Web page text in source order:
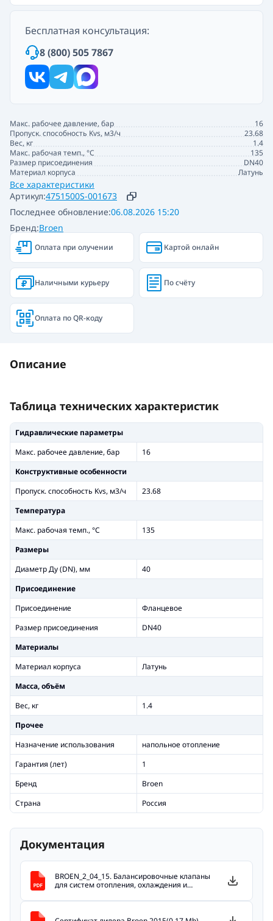
Артикул:4751500S-001673
Бренд:Broen
Последнее обновление:06.08.2026 15:20
Макс. рабочее давление, бар
16
Пропуск. способность Kvs, м3/ч
23.68
Вес, кг
1.4
Макс. рабочая темп., °С
135
Размер присоединения
DN40
Материал корпуса
Латунь
Все характеристики
Бесплатная консультация:
8 (800) 505 7867
Оплата при олучении Картой онлайн
Наличными курьеру По счёту
Оплата по QR-коду
Описание
Таблица технических характеристик
Гидравлические параметры
Макс. рабочее давление, бар
16
Конструктивные особенности
Пропуск. способность Kvs, м3/ч
23.68
Температура
Макс. рабочая темп., °С
135
Размеры
Диаметр Ду (DN), мм
40
Присоединение
Присоединение
Фланцевое
Размер присоединения
DN40
Материалы
Материал корпуса
Латунь
Масса, объём
Вес, кг
1.4
Прочее
Назначение использования
напольное отопление
Гарантия (лет)
1
Бренд
Broen
Страна
Россия
Документация
BROEN_2_04_15. Балансировочные клапаны
для систем отопления, охлаждения и